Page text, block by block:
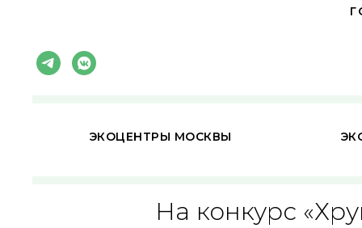
ЭКОЦЕНТРЫ МОСКВЫ
На конкурс